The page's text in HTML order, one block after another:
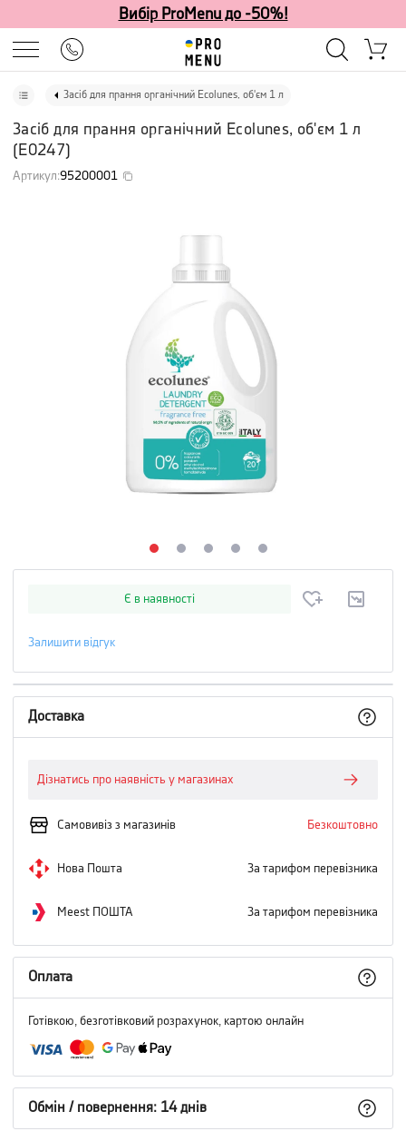
Вибір ProMenu до -50%!
Засіб для прання органічний Ecolunes, об'єм 1 л
Засіб для прання органічний Ecolunes, об'єм 1 л
( E0247)
Артикул:95200001
Є в наявності
Залишити відгук
Доставка
Дізнатись про наявність у магазинах
Самовивіз з магазинів Безкоштовно
Нова Пошта За тарифом перевізника
Meest ПОШТА За тарифом перевізника
Оплата
Готівкою, безготівковий розрахунок, картою онлайн
Обмін / повернення: 14 днів